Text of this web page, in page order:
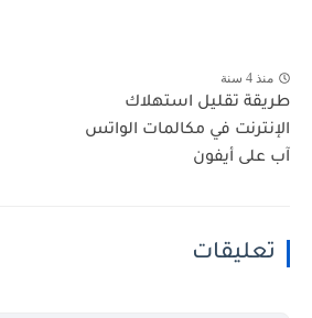
منذ 4 سنة
طريقة تقليل استهلاك
الإنترنت في مكالمات الواتس
آب على أيفون
تعليقات